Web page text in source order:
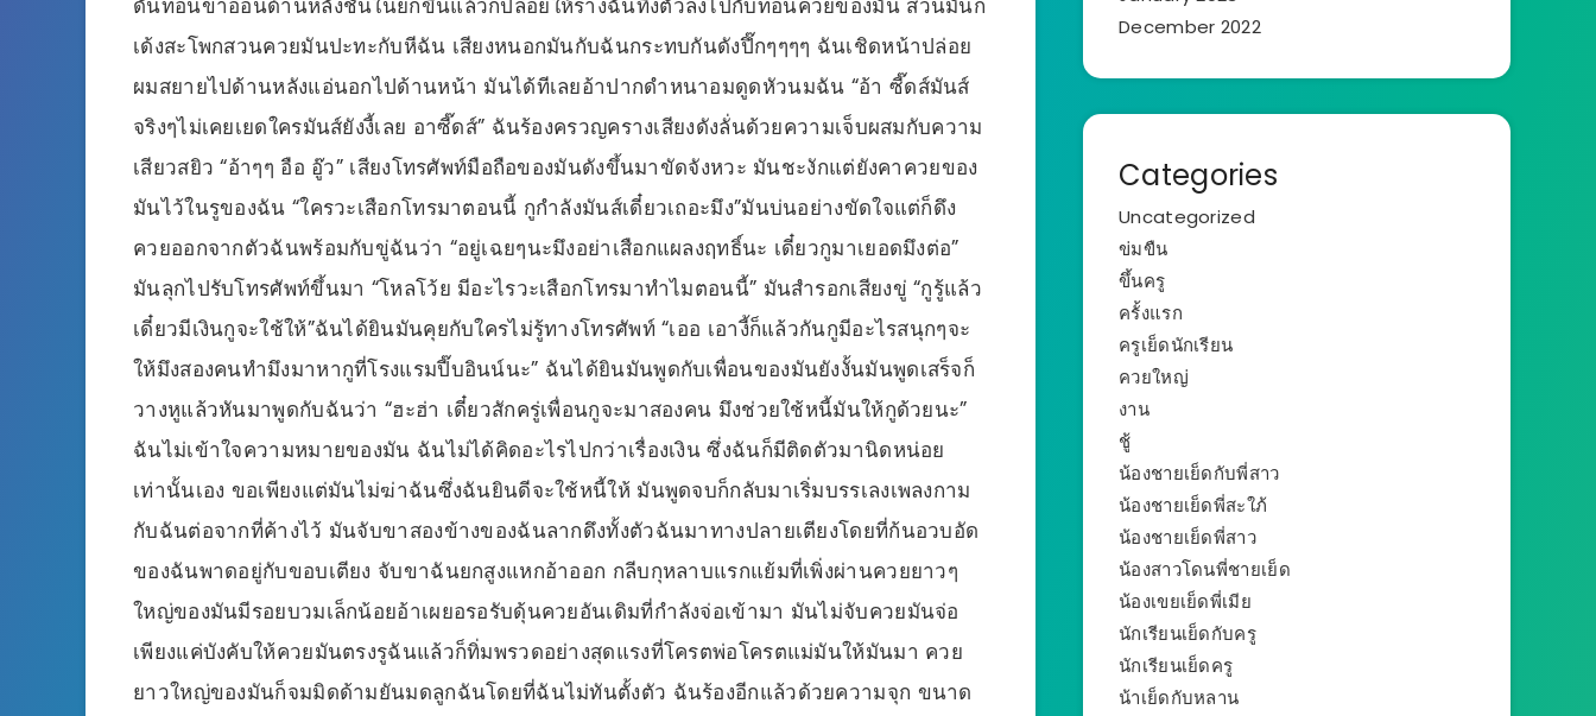
ดันท่อนขาอ่อนด้านหลังชั้นในยกขึ้นแล้วก็ปล่อยให้ร่างฉันทิ้งตัวลงไปกับท่อนควยของมัน ส่วนมันก็
เด้งสะโพกสวนควยมันปะทะกับหีฉัน เสียงหนอกมันกับฉันกระทบกันดังปึ๊กๆๆๆๆ ฉันเชิดหน้าปล่อย
ผมสยายไปด้านหลังแอ่นอกไปด้านหน้า มันได้ทีเลยอ้าปากดำหนาอมดูดหัวนมฉัน “อ้า ซี๊ดส์มันส์
จริงๆไม่เคยเยดใครมันส์ยังงี้เลย อาซี๊ดส์” ฉันร้องครวญครางเสียงดังลั่นด้วยความเจ็บผสมกับความ
เสียวสยิว “อ้าๆๆ อือ อู๊ว” เสียงโทรศัพท์มือถือของมันดังขึ้นมาขัดจังหวะ มันชะงักแต่ยังคาควยของ
มันไว้ในรูของฉัน “ใครวะเสือกโทรมาตอนนี้ กูกำลังมันส์เดี๋ยวเถอะมึง”มันบ่นอย่างขัดใจแต่ก็ดึง
ควยออกจากตัวฉันพร้อมกับขู่ฉันว่า “อยู่เฉยๆนะมึงอย่าเสือกแผลงฤทธิ์นะ เดี๋ยวกูมาเยอดมึงต่อ”
มันลุกไปรับโทรศัพท์ขึ้นมา “โหลโว้ย มีอะไรวะเสือกโทรมาทำไมตอนนี้” มันสำรอกเสียงขู่ “กูรู้แล้ว
เดี๋ยวมีเงินกูจะใช้ให้”ฉันได้ยินมันคุยกับใครไม่รู้ทางโทรศัพท์ “เออ เอางี้ก็แล้วกันกูมีอะไรสนุกๆจะ
ให้มึงสองคนทำมึงมาหากูที่โรงแรมปี๊บอินน์นะ” ฉันได้ยินมันพูดกับเพื่อนของมันยังงั้นมันพูดเสร็จก็
วางหูแล้วหันมาพูดกับฉันว่า “ฮะฮ่า เดี๋ยวสักครู่เพื่อนกูจะมาสองคน มึงช่วยใช้หนี้มันให้กูด้วยนะ”
ฉันไม่เข้าใจความหมายของมัน ฉันไม่ได้คิดอะไรไปกว่าเรื่องเงิน ซึ่งฉันก็มีติดตัวมานิดหน่อย
เท่านั้นเอง ขอเพียงแต่มันไม่ฆ่าฉันซึ่งฉันยินดีจะใช้หนี้ให้ มันพูดจบก็กลับมาเริ่มบรรเลงเพลงกาม
กับฉันต่อจากที่ค้างไว้ มันจับขาสองข้างของฉันลากดึงทั้งตัวฉันมาทางปลายเตียงโดยที่ก้นอวบอัด
ของฉันพาดอยู่กับขอบเตียง จับขาฉันยกสูงแหกอ้าออก กลีบกุหลาบแรกแย้มที่เพิ่งผ่านควยยาวๆ
ใหญ่ของมันมีรอยบวมเล็กน้อยอ้าเผยอรอรับดุ้นควยอันเดิมที่กำลังจ่อเข้ามา มันไม่จับควยมันจ่อ
เพียงแค่บังคับให้ควยมันตรงรูฉันแล้วก็ทิ่มพรวดอย่างสุดแรงที่โครตพ่อโครตแม่มันให้มันมา ควย
ยาวใหญ่ของมันก็จมมิดด้ามยันมดลูกฉันโดยที่ฉันไม่ทันตั้งตัว ฉันร้องอีกแล้วด้วยความจุก ขนาด
December 2022
Categories
Uncategorized
ข่มขืน
ขึ้นครู
ครั้งแรก
ครูเย็ดนักเรียน
ควยใหญ่
งาน
ชู้
น้องชายเย็ดกับพี่สาว
น้องชายเย็ดพี่สะใภ้
น้องชายเย็ดพี่สาว
น้องสาวโดนพี่ชายเย็ด
น้องเขยเย็ดพี่เมีย
นักเรียนเย็ดกับครู
นักเรียนเย็ดครู
น้าเย็ดกับหลาน